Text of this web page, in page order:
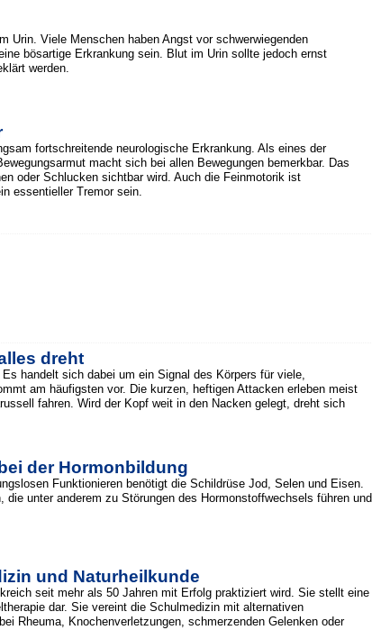
Urin. Viele Menschen haben Angst vor schwerwiegenden
bösartige Erkrankung sein. Blut im Urin sollte jedoch ernst
werden.
fortschreitende neurologische Erkrankung. Als eines der
macht sich bei allen Bewegungen bemerkbar. Das
oder Schlucken sichtbar wird. Auch die Feinmotorik ist
essentieller Tremor sein.
dreht
handelt sich dabei um ein Signal des Körpers für viele,
am häufigsten vor. Die kurzen, heftigen Attacken erleben meist
fahren. Wird der Kopf weit in den Nacken gelegt, dreht sich
der Hormonbildung
Funktionieren benötigt die Schildrüse Jod, Selen und Eisen.
unter anderem zu Störungen des Hormonstoffwechsels führen und
und Naturheilkunde
seit mehr als 50 Jahren mit Erfolg praktiziert wird. Sie stellt eine
dar. Sie vereint die Schulmedizin mit alternativen
Rheuma, Knochenverletzungen, schmerzenden Gelenken oder